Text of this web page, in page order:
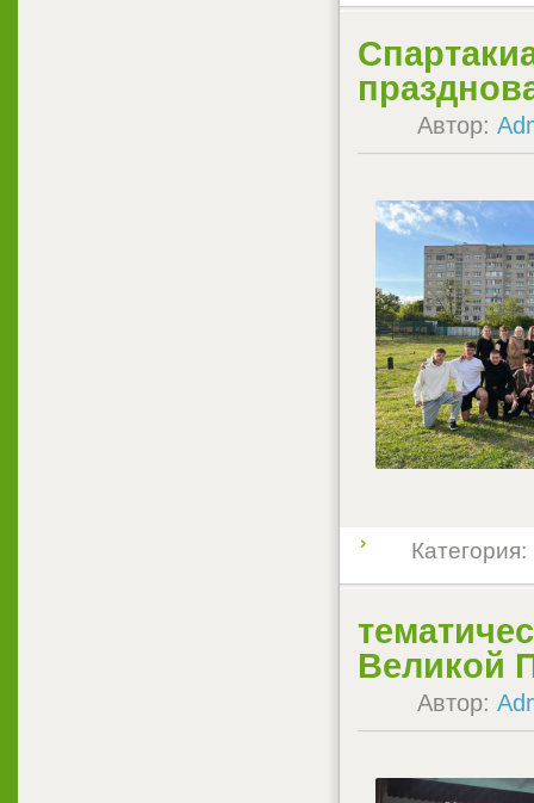
Автор:
Категория:
Великой
Автор: